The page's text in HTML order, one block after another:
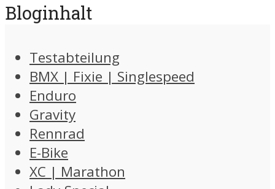
Bloginhalt
Testabteilung
BMX | Fixie | Singlespeed
Enduro
Gravity
Rennrad
E-Bike
XC | Marathon